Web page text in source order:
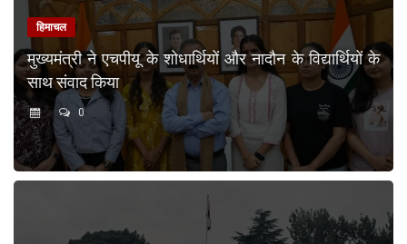
हिमाचल
मुख्यमंत्री ने एचपीयू के शोधार्थियों और नादौन के विद्यार्थियों के
साथ संवाद किया
0